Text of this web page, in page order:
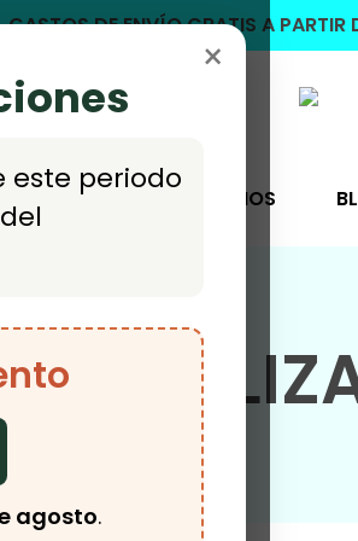
GASTOS DE ENVÍO GRATIS A
OUTLET CONÓCENOS
×
este periodo
agosto.